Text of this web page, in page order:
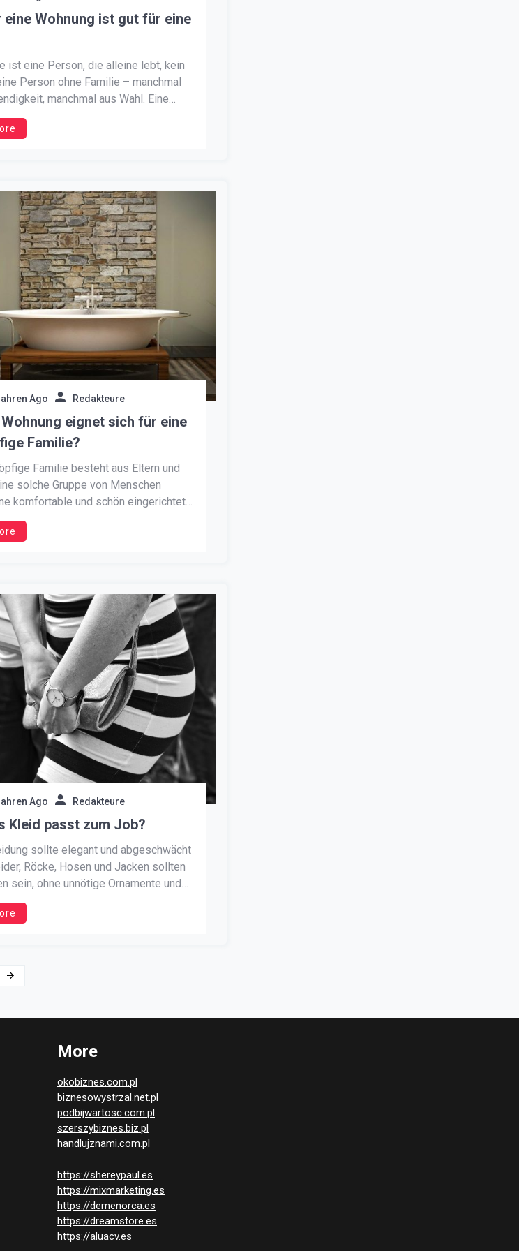
eine Wohnung ist gut für eine
ist eine Person, die alleine lebt, kein
Person ohne Familie – manchmal
manchmal aus Wahl. Eine
braucht eine eigene Ecke – es ist
eine Einzimmerwohnung,
Ago Redakteure
eignet sich für eine
Familie?
Familie besteht aus Eltern und
solche Gruppe von Menschen
komfortable und schön eingerichtete
sollte geräumig sein, 60-100
Es werden mindestens drei
Ago Redakteure
Kleid passt zum Job?
sollte elegant und abgeschwächt
Röcke, Hosen und Jacken sollten
sein, ohne unnötige Ornamente und
Elegante Arbeitskleidung ist
und raffiniert. Im Büro ist kein Platz
hochwertige Kleidung getragen,
More
okobiznes.com.pl
biznesowystrzal.net.pl
podbijwartosc.com.pl
szerszybiznes.biz.pl
handlujznami.com.pl
https://shereypaul.es
https://mixmarketing.es
https://demenorca.es
https://dreamstore.es
https://aluacv.es